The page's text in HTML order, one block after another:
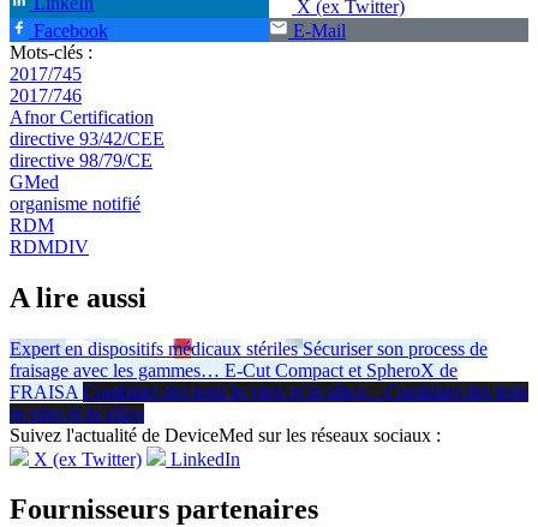
X (ex Twitter)
Facebook
E-Mail
Mots-clés :
2017/745
2017/746
Afnor Certification
directive 93/42/CEE
directive 98/79/CE
GMed
organisme notifié
RDM
RDMDIV
A lire aussi
Expert en dispositifs médicaux stériles Sécuriser son process de
fraisage avec les gammes… E-Cut Compact et SpheroX de
FRAISA Combiner des tests in vitro et in silico…Combiner des tests
in vitro et in silico
Suivez l'actualité de DeviceMed sur les réseaux sociaux :
X (ex Twitter)
LinkedIn
Fournisseurs partenaires